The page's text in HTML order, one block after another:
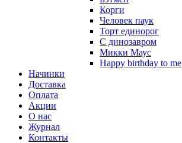
Корги
Человек паук
Торт единорог
С динозавром
Микки Маус
Happy birthday to me
Начинки
Доставка
Оплата
Акции
О нас
Журнал
Контакты